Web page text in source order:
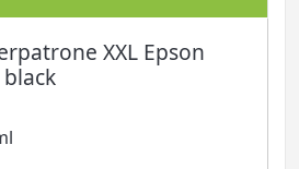
XXL Epson
black